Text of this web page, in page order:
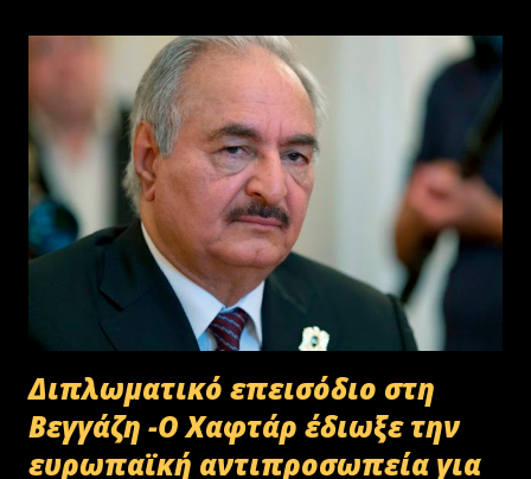
Διπλωματικό επεισόδιο στη
Βεγγάζη -Ο Χαφτάρ έδιωξε την
ευρωπαϊκή αντιπροσωπεία για